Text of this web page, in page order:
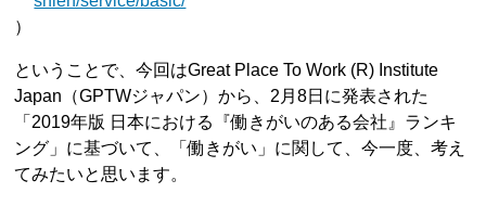
）
ということで、今回はGreat Place To Work (R) Institute
Japan（GPTWジャパン）から、2月8日に発表された
「2019年版 日本における『働きがいのある会社』ランキ
ング」に基づいて、「働きがい」に関して、今一度、考え
てみたいと思います。